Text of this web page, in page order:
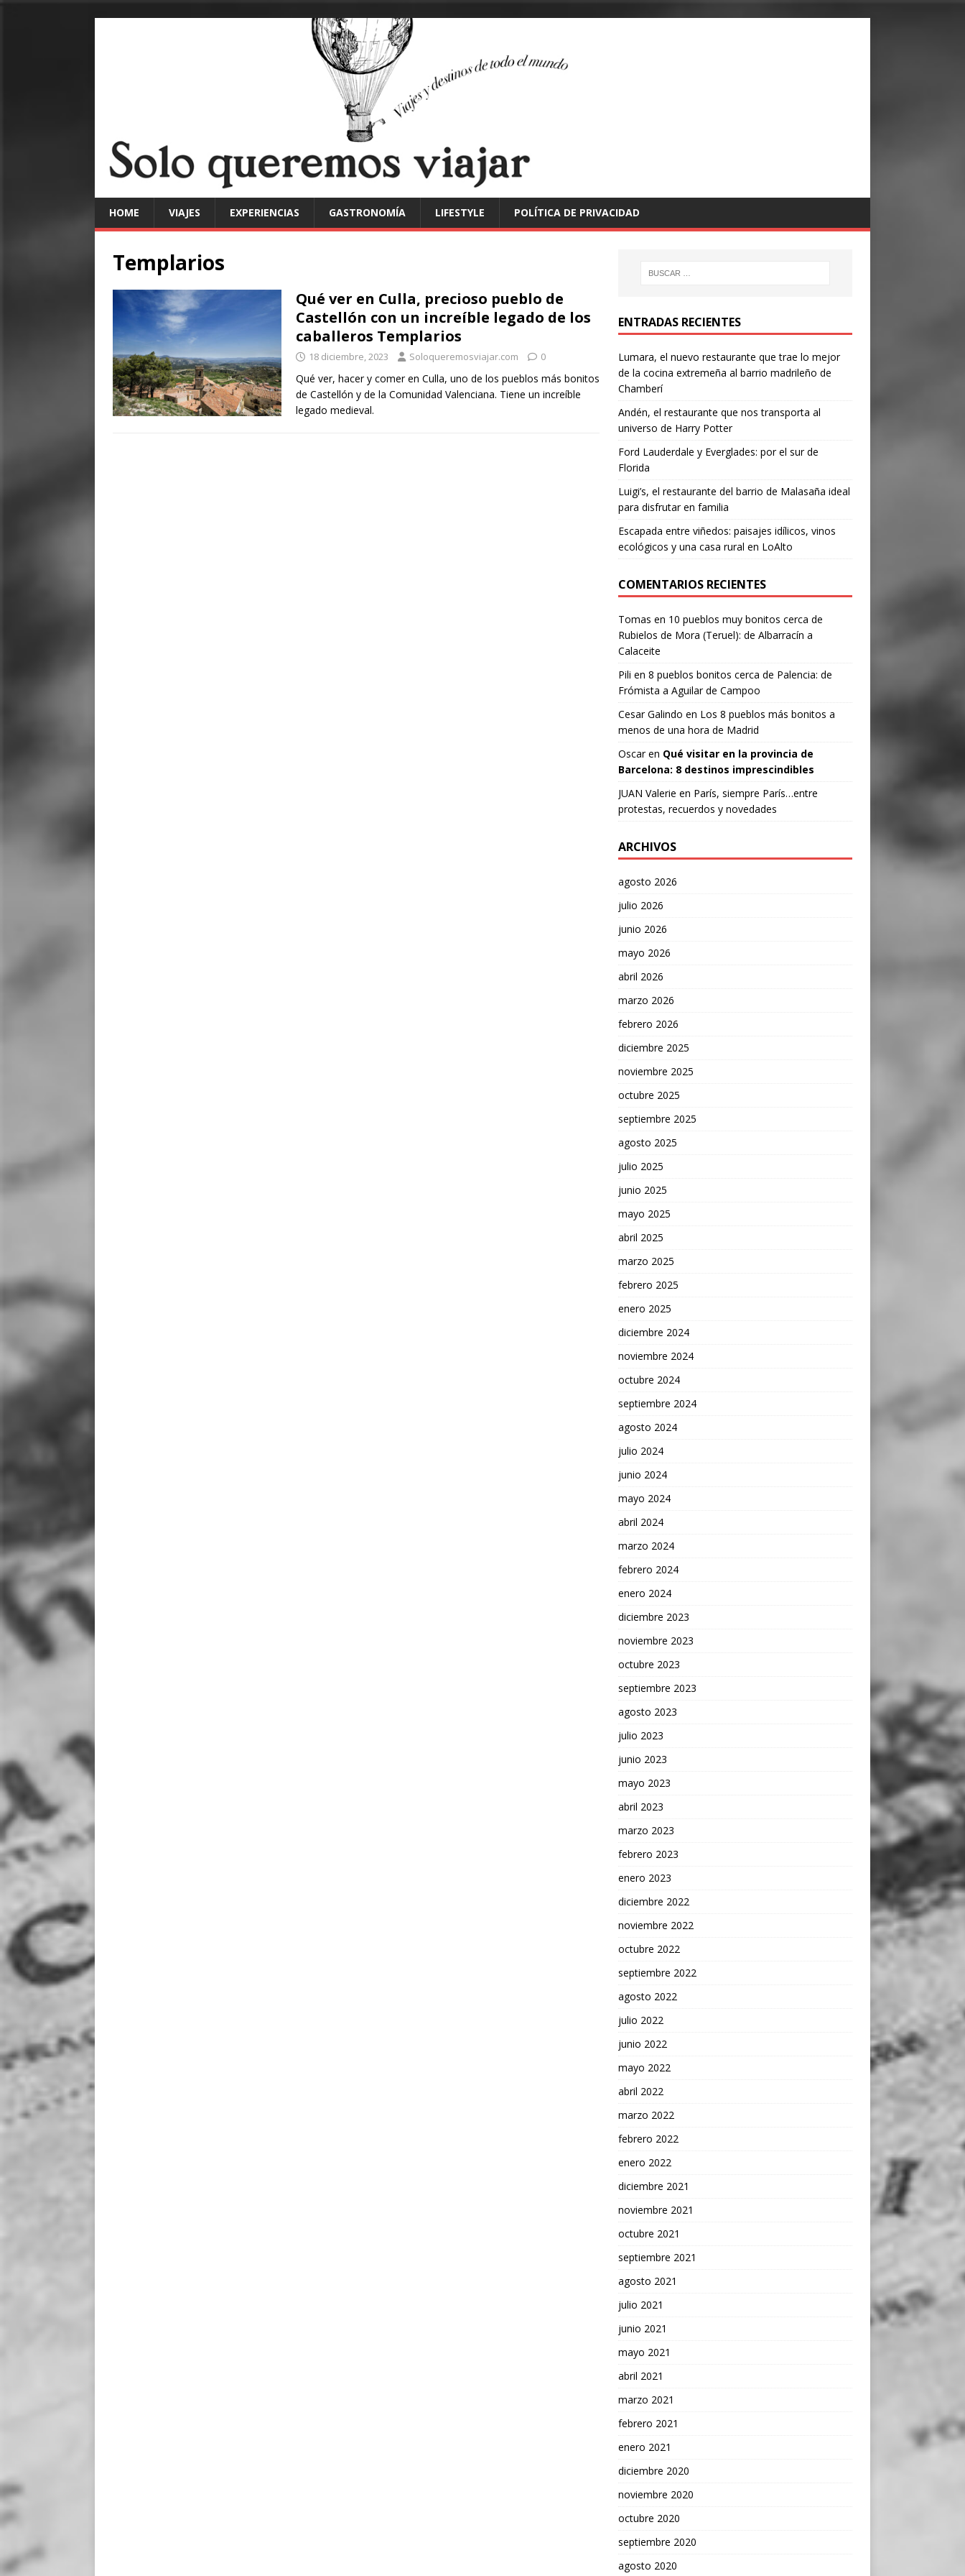
HOME VIAJES EXPERIENCIAS GASTRONOMÍA LIFESTYLE POLÍTICA DE PRIVACIDAD
Templarios
Qué ver en Culla, precioso pueblo de
Castellón con un increíble legado de los
caballeros Templarios
18 diciembre, 2023 Soloqueremosviajar.com 0
Qué ver, hacer y comer en Culla, uno de los pueblos más bonitos
de Castellón y de la Comunidad Valenciana. Tiene un increíble
legado medieval.
ENTRADAS RECIENTES
Lumara, el nuevo restaurante que trae lo mejor
de la cocina extremeña al barrio madrileño de
Chamberí
Andén, el restaurante que nos transporta al
universo de Harry Potter
Ford Lauderdale y Everglades: por el sur de
Florida
Luigi’s, el restaurante del barrio de Malasaña ideal
para disfrutar en familia
Escapada entre viñedos: paisajes idílicos, vinos
ecológicos y una casa rural en LoAlto
COMENTARIOS RECIENTES
Tomas en 10 pueblos muy bonitos cerca de
Rubielos de Mora (Teruel): de Albarracín a
Calaceite
Pili en 8 pueblos bonitos cerca de Palencia: de
Frómista a Aguilar de Campoo
Cesar Galindo en Los 8 pueblos más bonitos a
menos de una hora de Madrid
Oscaren Qué visitar en la provincia de
Barcelona: 8 destinos imprescindibles
JUAN Valerie en París, siempre París…entre
protestas, recuerdos y novedades
ARCHIVOS
agosto 2026
julio 2026
junio 2026
mayo 2026
abril 2026
marzo 2026
febrero 2026
diciembre 2025
noviembre 2025
octubre 2025
septiembre 2025
agosto 2025
julio 2025
junio 2025
mayo 2025
abril 2025
marzo 2025
febrero 2025
enero 2025
diciembre 2024
noviembre 2024
octubre 2024
septiembre 2024
agosto 2024
julio 2024
junio 2024
mayo 2024
abril 2024
marzo 2024
febrero 2024
enero 2024
diciembre 2023
noviembre 2023
octubre 2023
septiembre 2023
agosto 2023
julio 2023
junio 2023
mayo 2023
abril 2023
marzo 2023
febrero 2023
enero 2023
diciembre 2022
noviembre 2022
octubre 2022
septiembre 2022
agosto 2022
julio 2022
junio 2022
mayo 2022
abril 2022
marzo 2022
febrero 2022
enero 2022
diciembre 2021
noviembre 2021
octubre 2021
septiembre 2021
agosto 2021
julio 2021
junio 2021
mayo 2021
abril 2021
marzo 2021
febrero 2021
enero 2021
diciembre 2020
noviembre 2020
octubre 2020
septiembre 2020
agosto 2020